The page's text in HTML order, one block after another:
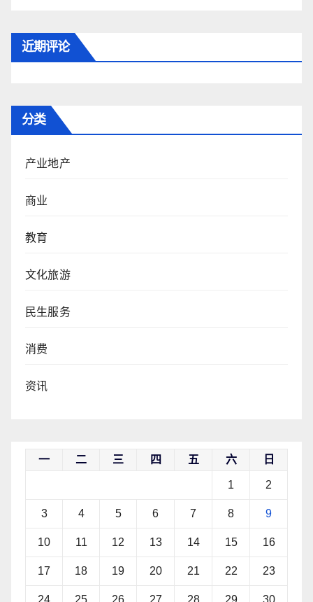
近期评论
分类
产业地产
商业
教育
文化旅游
民生服务
消费
资讯
一 二 三 四 五 六 日
1 2
3 4 5 6 7 8 9
10 11 12 13 14 15 16
17 18 19 20 21 22 23